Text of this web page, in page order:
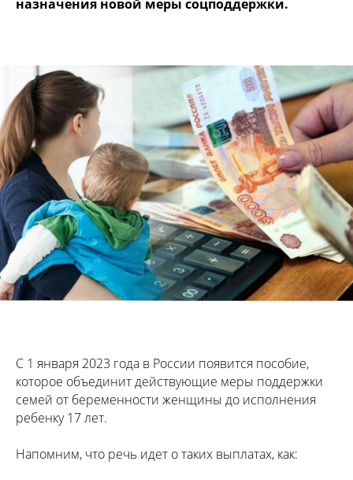
назначения новой меры соцподдержки.
С 1 января 2023 года в России появится пособие,
которое объединит действующие меры поддержки
семей от беременности женщины до исполнения
ребенку 17 лет.
Напомним, что речь идет о таких выплатах, как: